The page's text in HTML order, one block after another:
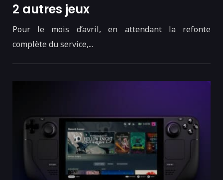
2 autres jeux
Pour le mois d’avril, en attendant la refonte
complète du service,...